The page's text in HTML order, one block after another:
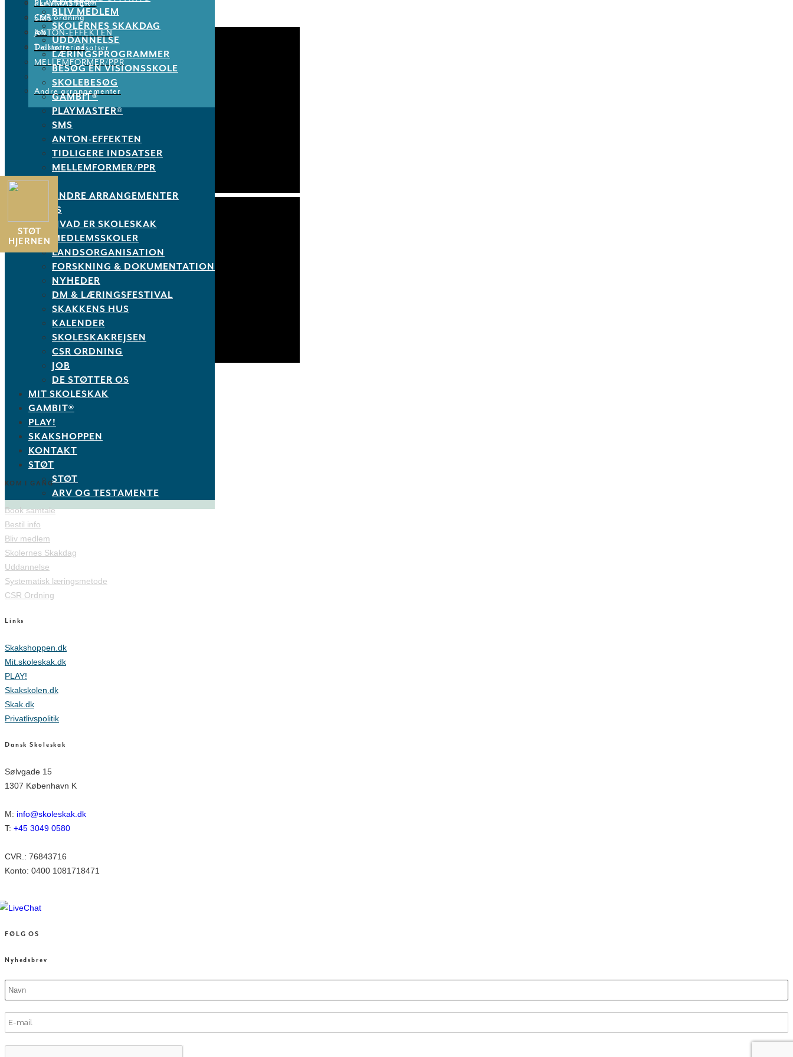
STØT
HJERNEN
PLAYMASTER®
SMS
ANTON-EFFEKTEN
Tidligere indsatser
MELLEMFORMER/PPR
Andre arrangementer
Skoleskakrejsen
CSR ordning
Job
De støtter os
BLIV MEDLEM
SKOLERNES SKAKDAG
UDDANNELSE
LÆRINGSPROGRAMMER
BESØG EN VISIONSSKOLE
SKOLEBESØG
GAMBIT®
PLAYMASTER®
SMS
ANTON-EFFEKTEN
TIDLIGERE INDSATSER
MELLEMFORMER/PPR
ANDRE ARRANGEMENTER
OM OS
HVAD ER SKOLESKAK
MEDLEMSSKOLER
LANDSORGANISATION
FORSKNING & DOKUMENTATION
NYHEDER
DM & LÆRINGSFESTIVAL
SKAKKENS HUS
KALENDER
SKOLESKAKREJSEN
CSR ORDNING
JOB
DE STØTTER OS
MIT SKOLESKAK
GAMBIT®
PLAY!
SKAKSHOPPEN
KONTAKT
STØT
STØT
ARV OG TESTAMENTE
KOM I GANG
Book samtale
Bestil info
Bliv medlem
Skolernes Skakdag
Uddannelse
Systematisk læringsmetode
CSR Ordning
Links
Skakshoppen.dk
Mit.skoleskak.dk
PLAY!
Skakskolen.dk
Skak.dk
Privatlivspolitik
Dansk Skoleskak
Sølvgade 15
1307 København K
M: info@skoleskak.dk
T: +45 3049 0580
CVR.: 76843716
Konto: 0400 1081718471
FØLG OS
Nyhedsbrev